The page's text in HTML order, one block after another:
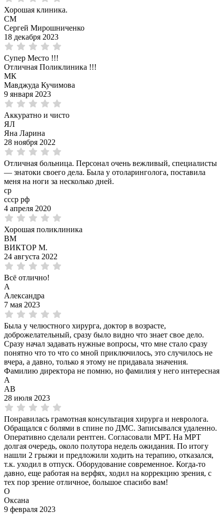
Хорошая клиника.
СМ
Сергей Мирошниченко
18 декабря 2023
Супер Место !!!
Отличная Поликлиника !!!
МК
Мавджуда Кучимова
9 января 2023
Аккуратно и чисто
ЯЛ
Яна Ларина
28 ноября 2022
Отличная больница. Персонал очень вежливый, специалисты
— знатоки своего дела. Была у отоларинголога, поставила
меня на ноги за несколько дней.
ср
ссср рф
4 апреля 2020
Хорошая поликлиника
ВМ
ВИКТОР М.
24 августа 2022
Всё отлично!
А
Александра
7 мая 2023
Была у челюстного хирурга, доктор в возрасте,
доброжелательный, сразу было видно что знает свое дело.
Сразу начал задавать нужные вопросы, что мне стало сразу
понятно что то что со мной приключилось, это случилось не
вчера, а давно, только я этому не придавала значения.
Фамилию директора не помню, но фамилия у него интересная
А
АВ
28 июля 2023
Понравилась грамотная консультация хирурга и невролога.
Обращался с болями в спине по ДМС. Записывался удаленно.
Оперативно сделали рентген. Согласовали МРТ. На МРТ
долгая очередь, около полутора недель ожидания. По итогу
нашли 2 грыжи и предложили ходить на терапию, отказался,
т.к. уходил в отпуск. Оборудование современное. Когда-то
давно, еще работая на верфях, ходил на коррекцию зрения, с
тех пор зрение отличное, большое спасибо вам!
О
Оксана
9 февраля 2023